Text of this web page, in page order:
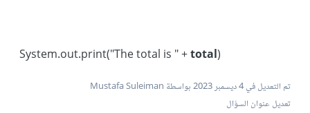
System.out.print("The total is " +total
تم التعديل في4 ديسمبر 2023
بواسطة Mustafa Suleiman
تعديل عنوان السؤال